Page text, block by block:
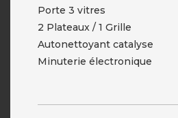
Porte 3 vitres
2 Plateaux / 1 Grille
Autonettoyant catalyse
Minuterie électronique